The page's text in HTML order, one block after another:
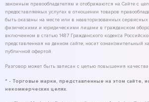
законным правообладателям и отображаются на Сайте с
предоставляемых услугах в отношении товаров
быть оказаны на месте или в неавторизованных
физическими и юридическими лицами в гражданском
включенном в статью 1487 Гражданского кодекса
представленная на данном сайте, носит ознакомительный
публичной офертой.
Разговор может быть записан с целью повышения
* - Торговые марки, представленные на этом сайте,
некоммерческих целях.